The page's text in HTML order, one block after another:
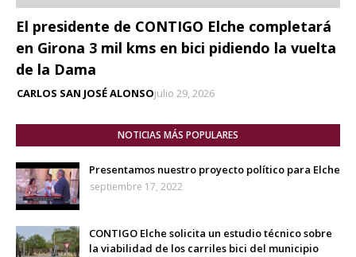
El presidente de CONTIGO Elche completará
en Girona 3 mil kms en bici pidiendo la vuelta
de la Dama
CARLOS SAN JOSÉ ALONSOjulio 29, 2026
NOTICIAS MÁS POPULARES
Presentamos nuestro proyecto político para Elche
septiembre 17, 2022
CONTIGO Elche solicita un estudio técnico sobre
la viabilidad de los carriles bici del municipio